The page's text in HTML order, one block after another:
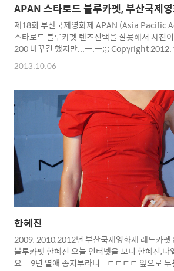
APAN 스타로드 블루카펫, 부산국제
제18회 부산국제영화제 APAN (Asia Pacific
스타로드 블루카펫 렌즈선택을 잘못해서 사진
200 바꾸긴 했지만...ㅡ.ㅡ;;; Copyright
pictures cannot be copied without
2012. toodur2 All pictures cannot be
2013.10.06
한혜진
2009, 2010,2012년 부산국제영화제 레드카펫
블루카펫 한혜진 오늘 인터넷을 보니 한혜진,나
요... 9년 열애 종지부라니...ㄷㄷㄷㄷ 앞으로